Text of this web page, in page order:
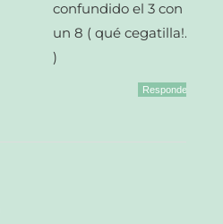
confundido el 3 con
un 8 ( qué cegatilla!…
)
Responder